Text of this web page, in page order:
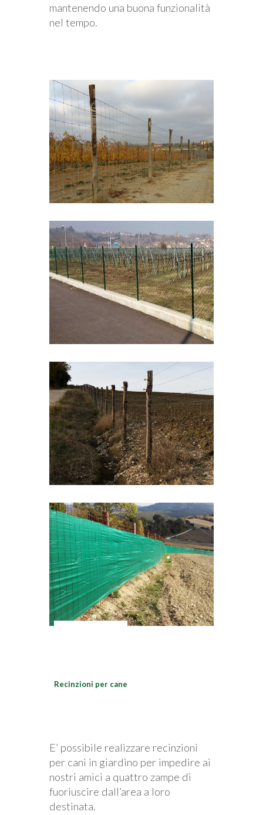
mantenendo una buona funzionalità
nel tempo.
Recinzioni per cane
E’ possibile realizzare recinzioni
per cani in giardino per impedire ai
nostri amici a quattro zampe di
fuoriuscire dall’area a loro
destinata.